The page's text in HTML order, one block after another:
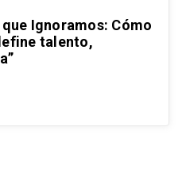
Ignoramos: Cómo
talento,